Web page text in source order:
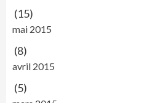
(15)
mai 2015
(8)
avril 2015
(5)